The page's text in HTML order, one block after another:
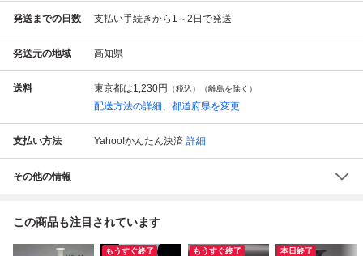
発送までの日数 支払い手続きから1～2日で発送
発送元の地域 高知県
送料 東京都は1,230円 （税込）（離島を除く）
配送方法の詳細、都道府県を変更
支払い方法 Yahoo!かんたん決済 詳細
その他の情報
この商品も注目されています
もうすぐ終了 もうすぐ終了 本日終了